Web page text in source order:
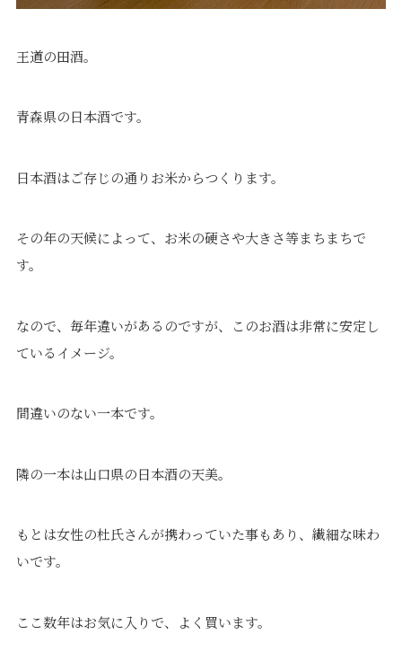
王道の田酒。
青森県の日本酒です。
日本酒はご存じの通りお米からつくります。
その年の天候によって、お米の硬さや大きさ等まちまちで
す。
なので、毎年違いがあるのですが、このお酒は非常に安定し
ているイメージ。
間違いのない一本です。
隣の一本は山口県の日本酒の天美。
もとは女性の杜氏さんが携わっていた事もあり、繊細な味わ
いです。
ここ数年はお気に入りで、よく買います。